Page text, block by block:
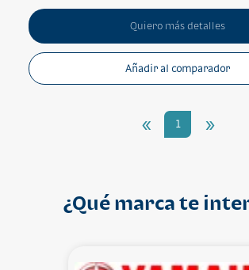
Quiero más detalles
Añadir al comparador
« 1 »
¿Qué marca te